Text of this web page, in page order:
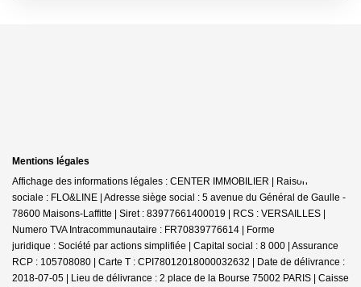
Mentions légales
Affichage des informations légales : CENTER IMMOBILIER | Raison
sociale : FLO&LINE | Adresse siège social : 5 avenue du Général de Gaulle -
78600 Maisons-Laffitte | Siret : 83977661400019 | RCS : VERSAILLES |
Numero TVA Intracommunautaire : FR70839776614 | Forme
juridique : Société par actions simplifiée | Capital social : 8 000 | Assurance
RCP : 105708080 | Carte T : CPI78012018000032632 | Date de délivrance :
2018-07-05 | Lieu de délivrance : 2 place de la Bourse 75002 PARIS | Caisse